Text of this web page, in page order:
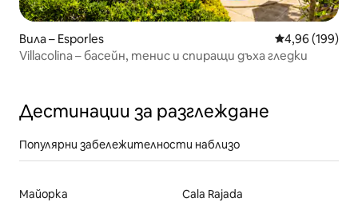
Вила – Esporles Средна
4,96 (199)
Villacolina – басейн, тенис и спиращи дъха гледки
Дестинации за разглеждане
Популярни забележителности наблизо
Майорка Cala Rajada